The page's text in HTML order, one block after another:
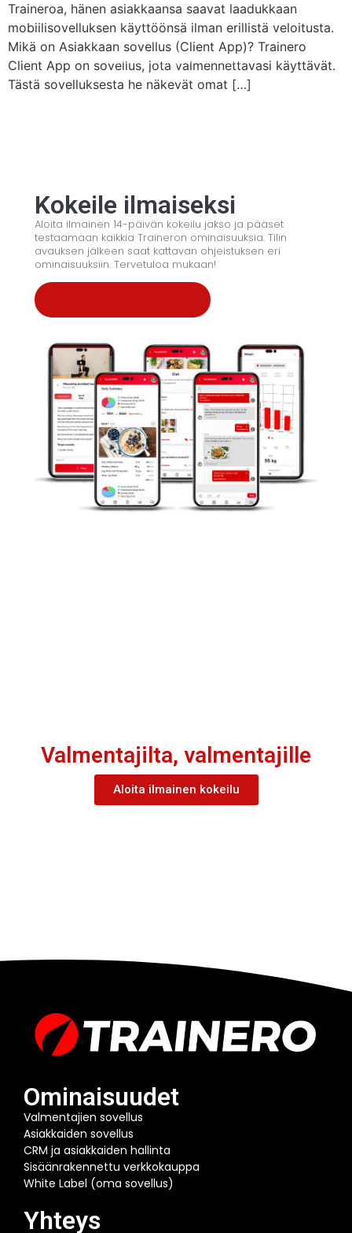
Traineroa, hänen asiakkaansa saavat laadukkaan
mobiilisovelluksen käyttöönsä ilman erillistä veloitusta.
Mikä on Asiakkaan sovellus (Client App)? Trainero
Client App on sovellus, jota valmennettavasi käyttävät.
Tästä sovelluksesta he näkevät omat […]
© 2008 – 2024 Copyright © Trainero.com
All rights reserved
Kokeile ilmaiseksi
Aloita ilmainen 14-päivän kokeilu jakso ja pääset
testaamaan kaikkia Traineron ominaisuuksia. Tilin
avauksen jälkeen saat kattavan ohjeistuksen eri
ominaisuuksiin. Tervetuloa mukaan!
Valmentajilta, valmentajille
Aloita ilmainen kokeilu
Ominaisuudet
Valmentajien sovellus
Asiakkaiden sovellus
CRM ja asiakkaiden hallinta
Sisäänrakennettu verkkokauppa
White Label (oma sovellus)
Yhteys